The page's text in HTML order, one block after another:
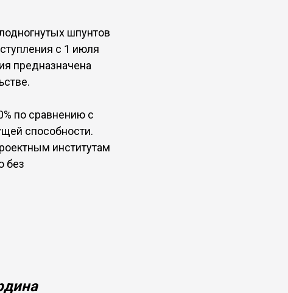
шпунтов
с 1 июля
предназначена
по сравнению с
способности.
институтам
без